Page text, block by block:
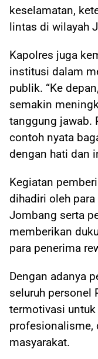
keselamatan,
lintas di wilayah
Kapolres juga
institusi dalam
publik. “Ke
semakin
tanggung jawab.
contoh nyata
dengan hati dan
Kegiatan
dihadiri oleh
Jombang serta
memberikan
para penerima
Dengan adanya
seluruh personel
termotivasi
profesionalisme,
masyarakat.